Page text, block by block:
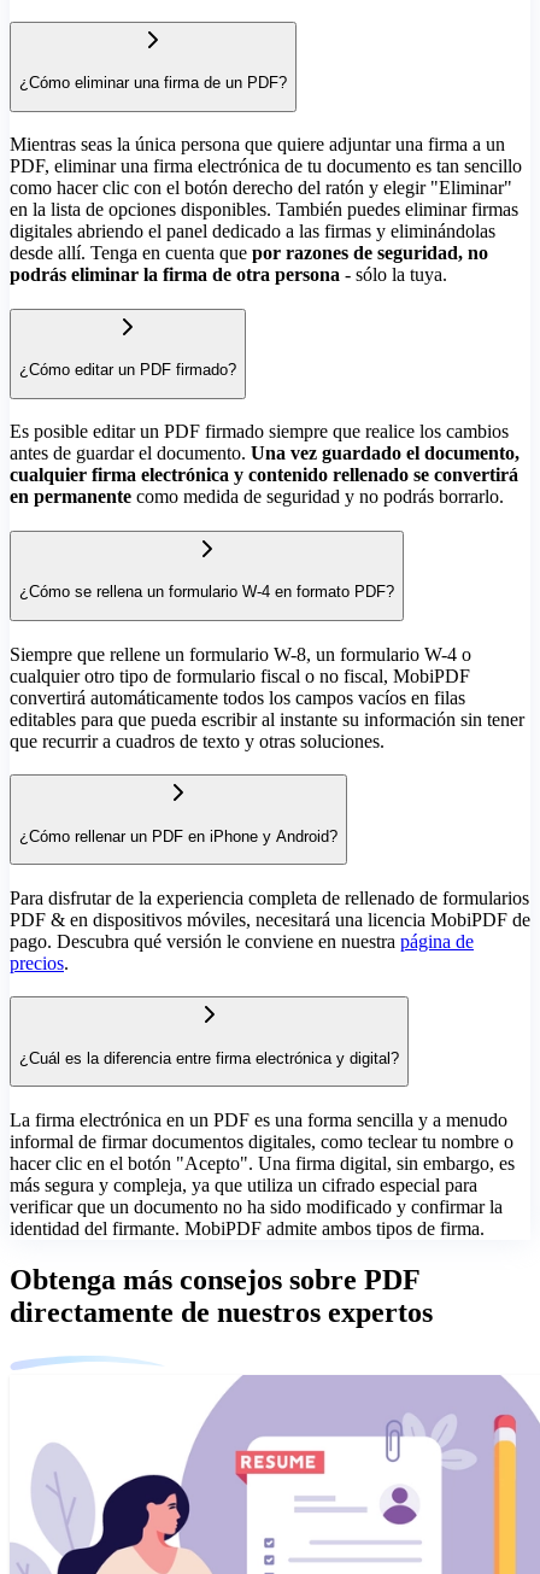
¿Cómo eliminar una firma de un PDF?
Mientras seas la única persona que quiere adjuntar una firma a un
PDF, eliminar una firma electrónica de tu documento es tan sencillo
como hacer clic con el botón derecho del ratón y elegir "Eliminar"
en la lista de opciones disponibles. También puedes eliminar firmas
digitales abriendo el panel dedicado a las firmas y eliminándolas
desde allí. Tenga en cuenta que por razones de seguridad, no
podrás eliminar la firma de otra persona - sólo la tuya.
¿Cómo editar un PDF firmado?
Es posible editar un PDF firmado siempre que realice los cambios
antes de guardar el documento. Una vez guardado el documento,
cualquier firma electrónica y contenido rellenado se convertirá
en permanente como medida de seguridad y no podrás borrarlo.
¿Cómo se rellena un formulario W-4 en formato PDF?
Siempre que rellene un formulario W-8, un formulario W-4 o
cualquier otro tipo de formulario fiscal o no fiscal, MobiPDF
convertirá automáticamente todos los campos vacíos en filas
editables para que pueda escribir al instante su información sin tener
que recurrir a cuadros de texto y otras soluciones.
¿Cómo rellenar un PDF en iPhone y Android?
Para disfrutar de la experiencia completa de rellenado de formularios
PDF & en dispositivos móviles, necesitará una licencia MobiPDF de
pago. Descubra qué versión le conviene en nuestra página de
precios.
¿Cuál es la diferencia entre firma electrónica y digital?
La firma electrónica en un PDF es una forma sencilla y a menudo
informal de firmar documentos digitales, como teclear tu nombre o
hacer clic en el botón "Acepto". Una firma digital, sin embargo, es
más segura y compleja, ya que utiliza un cifrado especial para
verificar que un documento no ha sido modificado y confirmar la
identidad del firmante. MobiPDF admite ambos tipos de firma.
Obtenga más consejos sobre PDF
directamente de nuestros expertos